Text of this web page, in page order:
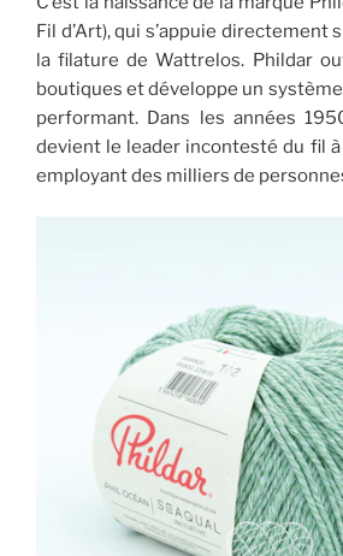
Fil d’Art), qui s’appuie directement
la filature de Wattrelos. Phildar
boutiques et développe un
performant. Dans les années
devient le leader incontesté du fil
employant des milliers de